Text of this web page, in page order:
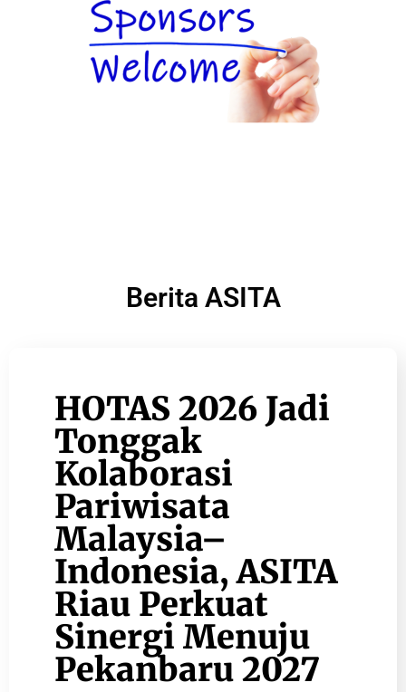
Berita ASITA
HOTAS 2026 Jadi
Tonggak
Kolaborasi
Pariwisata
Malaysia–
Indonesia, ASITA
Riau Perkuat
Sinergi Menuju
Pekanbaru 2027